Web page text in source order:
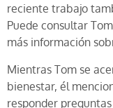
reciente trabajo
Puede consultar
más información
Mientras Tom se
bienestar, él
responder